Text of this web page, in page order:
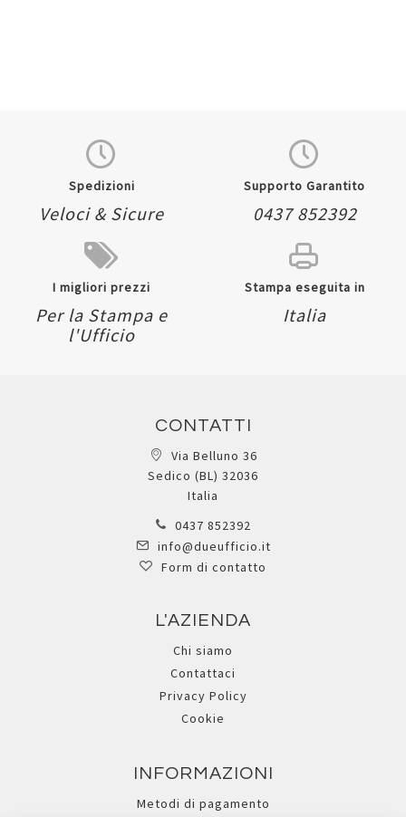
Spedizioni
Veloci & Sicure
Supporto Garantito
0437 852392
I migliori prezzi
Per la Stampa e
l'Ufficio
Stampa eseguita in
Italia
CONTATTI
Via Belluno 36
Sedico (BL) 32036
Italia
0437 852392
info@dueufficio.it
Form di contatto
L'AZIENDA
Chi siamo
Contattaci
Privacy Policy
Cookie
INFORMAZIONI
Metodi di pagamento